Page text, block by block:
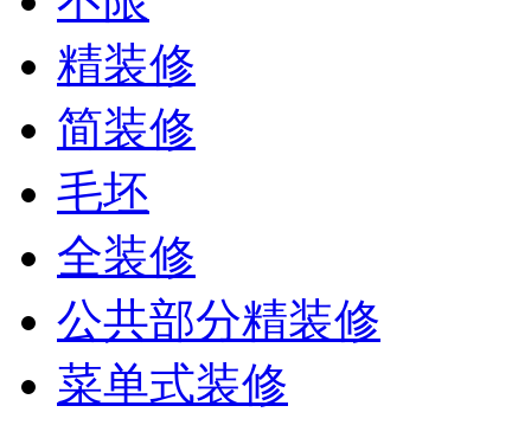
精装修
简装修
毛坯
全装修
公共部分精装修
菜单式装修